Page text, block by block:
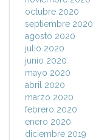
octubre 2020
septiembre 2020
agosto 2020
julio 2020
junio 2020
mayo 2020
abril 2020
marzo 2020
febrero 2020
enero 2020
diciembre 2019